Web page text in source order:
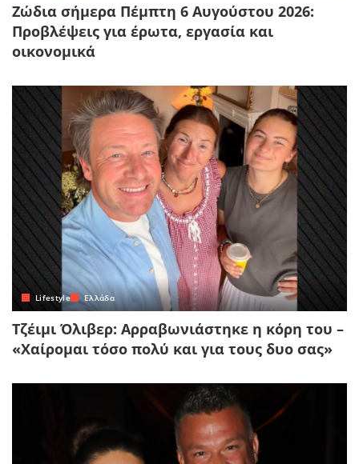
Ζώδια σήμερα Πέμπτη 6 Αυγούστου 2026:
Προβλέψεις για έρωτα, εργασία και
οικονομικά
Lifestyle Ελλάδα
Τζέιμι Όλιβερ: Αρραβωνιάστηκε η κόρη του –
«Χαίρομαι τόσο πολύ και για τους δυο σας»